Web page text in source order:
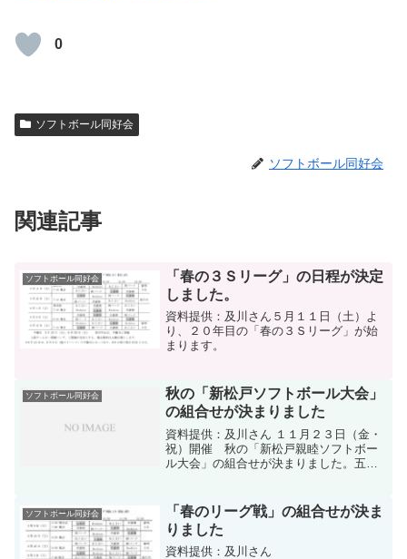
0
ソフトボール同好会
ソフトボール同好会
関連記事
ソフトボール同好会
「春の３Ｓリーグ」の日程が決定
しました。
資料提供：及川さん５月１１日（土）よ
り、２０年目の「春の３Ｓリーグ」が始
まります。
ソフトボール同好会
秋の「新松戸ソフトボール大会」
の組合せが決まりました
資料提供：及川さん １１月２３日（金・
祝）開催 秋の「新松戸親睦ソフトボー
ル大会」の組合せが決まりました。五番
ソフトボール同好会
「春のリーグ戦」の組合せが決ま
りました
資料提供：及川さん